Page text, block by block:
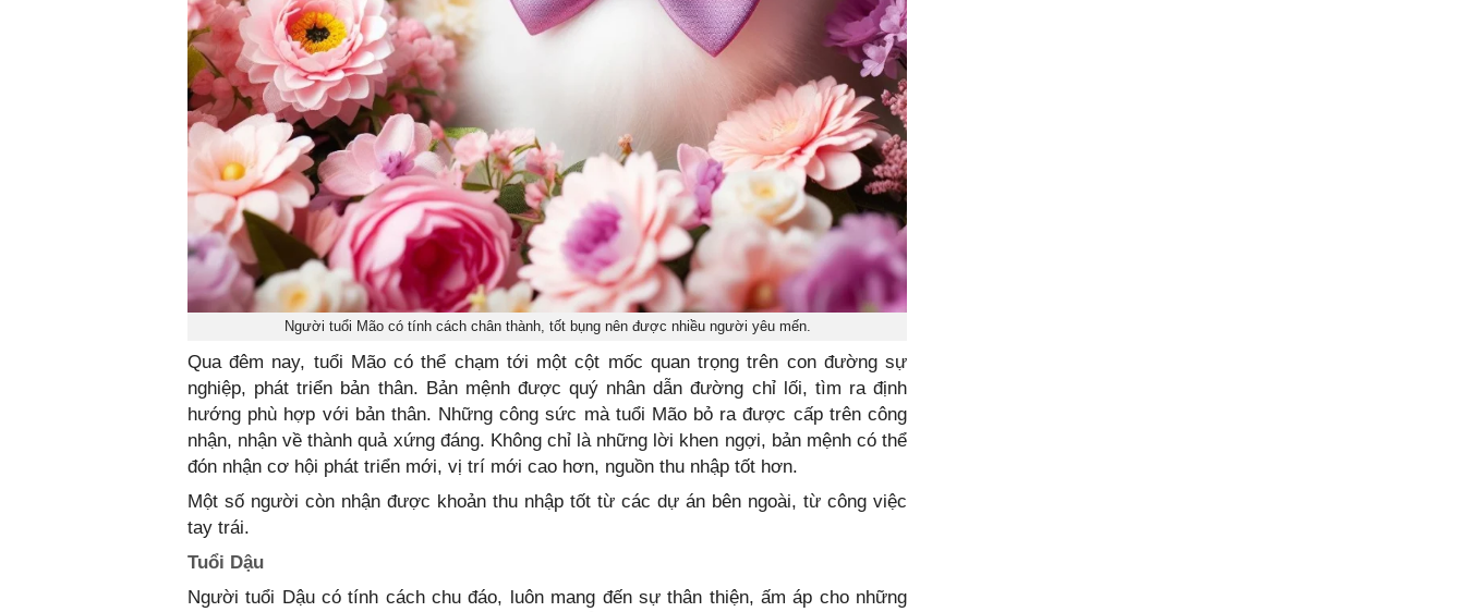
Người tuổi Mão có tính cách chân thành, tốt bụng nên được nhiều người yêu mến.
Qua đêm nay, tuổi Mão có thể chạm tới một cột mốc quan trọng trên con đường sự
nghiệp, phát triển bản thân. Bản mệnh được quý nhân dẫn đường chỉ lối, tìm ra định
hướng phù hợp với bản thân. Những công sức mà tuổi Mão bỏ ra được cấp trên công
nhận, nhận về thành quả xứng đáng. Không chỉ là những lời khen ngợi, bản mệnh có thể
đón nhận cơ hội phát triển mới, vị trí mới cao hơn, nguồn thu nhập tốt hơn.
Một số người còn nhận được khoản thu nhập tốt từ các dự án bên ngoài, từ công việc
tay trái.
Tuổi Dậu
Người tuổi Dậu có tính cách chu đáo, luôn mang đến sự thân thiện, ấm áp cho những